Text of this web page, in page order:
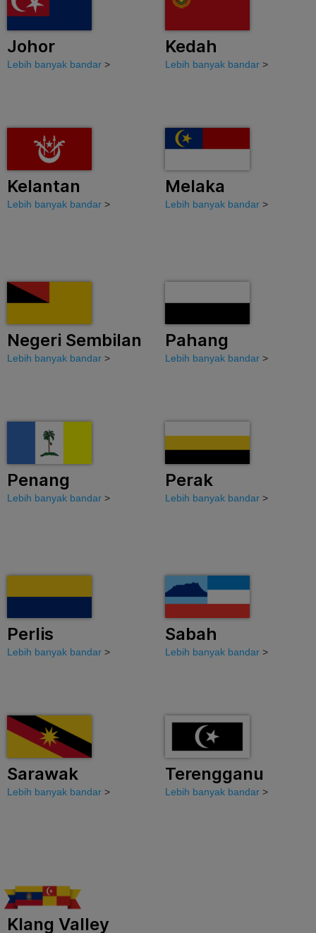
Johor
Lebih banyak bandar >
Kedah
Lebih banyak bandar >
Kelantan
Lebih banyak bandar >
Melaka
Lebih banyak bandar >
Negeri Sembilan
Lebih banyak bandar >
Pahang
Lebih banyak bandar >
Penang
Lebih banyak bandar >
Perak
Lebih banyak bandar >
Perlis
Lebih banyak bandar >
Sabah
Lebih banyak bandar >
Sarawak
Lebih banyak bandar >
Terengganu
Lebih banyak bandar >
Klang Valley